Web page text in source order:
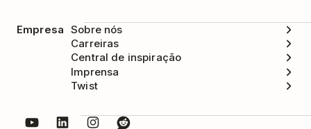
Empresa Sobre nós
Carreiras
Central de inspiração
Imprensa
Twist